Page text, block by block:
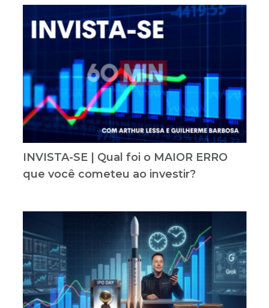
INVISTA-SE | Qual foi o MAIOR ERRO
que você cometeu ao investir?